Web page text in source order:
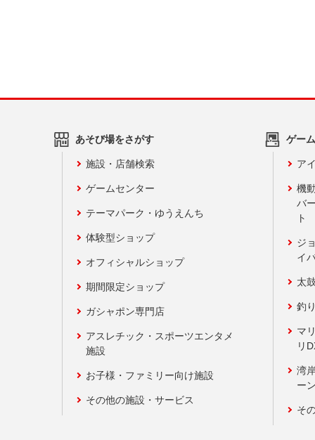
あそび場をさがす
施設・店舗検索
ゲームセンター
テーマパーク・ゆうえんち
体験型ショップ
オフィシャルショップ
期間限定ショップ
ガシャポン専門店
アスレチック・スポーツエンタメ
施設
お子様・ファミリー向け施設
その他の施設・サービス
ゲー
ア
機
バ
ト
ジ
イ
太
釣
マ
リ
湾
ー
そ